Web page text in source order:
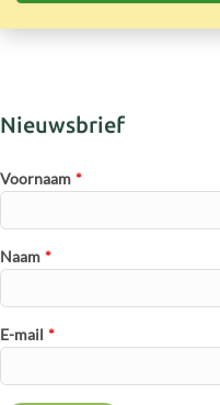
Nieuwsbrief
Voornaam *
Naam *
E-mail *